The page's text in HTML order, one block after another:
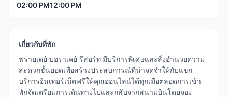
02:00 PM12:00 PM
เกี่ยวกับที่พัก
ฟรายเดย์ บอราเคย์ รีสอร์ท มีบริการพิเศษและสิ่งอำนวยความ
สะดวกชั้นยอดเพื่อสร้างประสบการณ์ที่น่าจดจำให้กับแขก
บริการอินเทอร์เน็ตฟรีให้คุณออนไลน์ได้ทุกเมื่อตลอดการเข้า
พักจัดเตรียมการเดินทางไปและกลับจากสนามบินโดยจอง